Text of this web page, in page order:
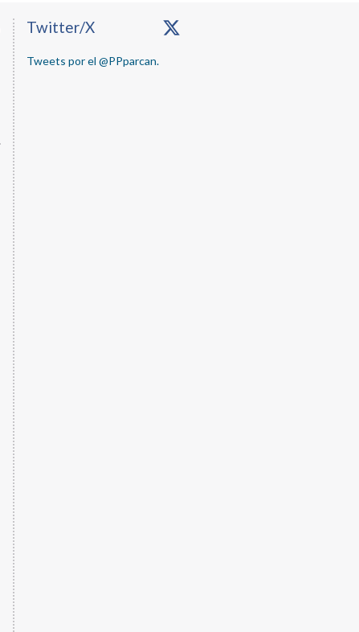
Primary
Twitter/X
Tweets por el @PPparcan.